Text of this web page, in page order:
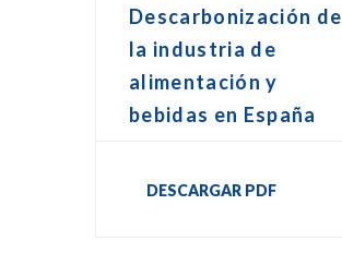
Descarbonización de
la industria de
alimentación y
bebidas en España
DESCARGAR PDF